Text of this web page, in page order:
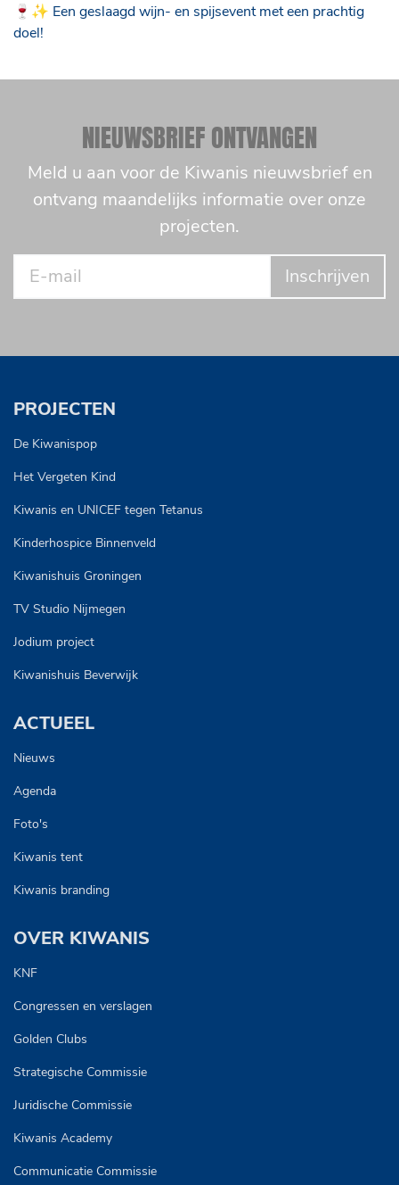
🍷✨ Een geslaagd wijn- en spijsevent met een prachtig
doel!
NIEUWSBRIEF ONTVANGEN
Meld u aan voor de Kiwanis nieuwsbrief en
ontvang maandelijks informatie over onze
projecten.
Inschrijven
PROJECTEN
De Kiwanispop
Het Vergeten Kind
Kiwanis en UNICEF tegen Tetanus
Kinderhospice Binnenveld
Kiwanishuis Groningen
TV Studio Nijmegen
Jodium project
Kiwanishuis Beverwijk
ACTUEEL
Nieuws
Agenda
Foto's
Kiwanis tent
Kiwanis branding
OVER KIWANIS
KNF
Congressen en verslagen
Golden Clubs
Strategische Commissie
Juridische Commissie
Kiwanis Academy
Communicatie Commissie